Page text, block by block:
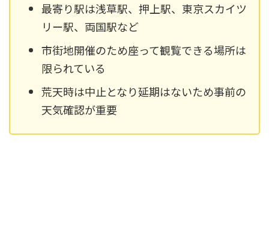
最寄り駅は浅草駅、押上駅、東京スカイツ
リー駅、両国駅など
市街地開催のため座って観覧できる場所は
限られている
荒天時は中止となり延期はないため事前の
天気確認が重要